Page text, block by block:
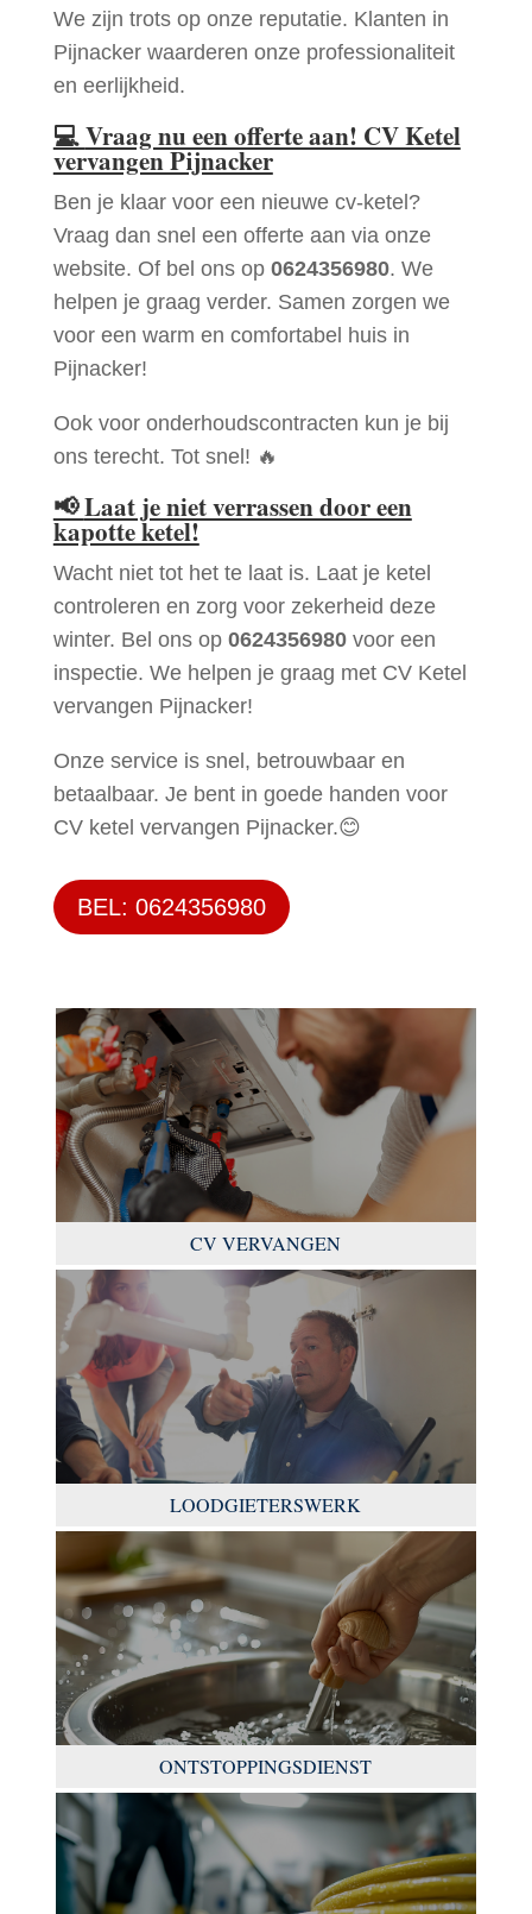
We zijn trots op onze reputatie. Klanten in
Pijnacker waarderen onze professionaliteit
en eerlijkheid.
💻Vraag nu een offerte aan! CV Ketel
vervangen Pijnacker
Ben je klaar voor een nieuwe cv-ketel?
Vraag dan snel een offerte aan via onze
website. Of bel ons op 0624356980. We
helpen je graag verder. Samen zorgen we
voor een warm en comfortabel huis in
Pijnacker!
Ook voor onderhoudscontracten kun je bij
ons terecht. Tot snel! 🔥
📢Laat je niet verrassen door een
kapotte ketel!
Wacht niet tot het te laat is. Laat je ketel
controleren en zorg voor zekerheid deze
winter. Bel ons op 0624356980voor een
inspectie. We helpen je graag met CV Ketel
vervangen Pijnacker!
Onze service is snel, betrouwbaar en
betaalbaar. Je bent in goede handen voor
CV ketel vervangen Pijnacker.😊
BEL: 0624356980
CV VERVANGEN
LOODGIETERSWERK
ONTSTOPPINGSDIENST